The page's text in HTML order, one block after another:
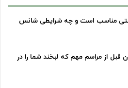
مناسب است و چه شرایطی شانس
از مراسم مهم که لبخند شما را در